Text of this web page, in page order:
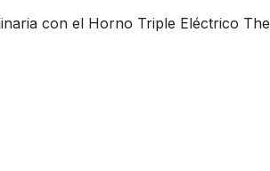
con el Horno Triple Eléctrico